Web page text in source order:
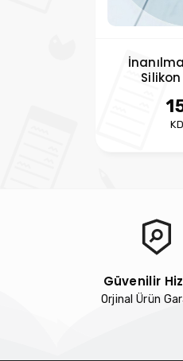
Güvenilir
Orjinal Ürün